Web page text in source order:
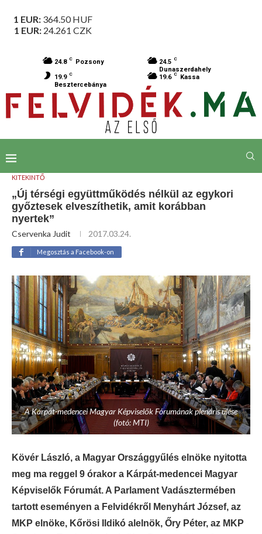
1 EUR: 364.50HUF
1 EUR: 24.261 CZK
24.8 C Pozsony 24.5 C
Dunaszerdahely
19.9 C
Besztercebánya
19.6 C Kassa
KITEKINTŐ
„Új térségi együttműködés nélkül az egykori
győztesek elveszíthetik, amit korábban
nyertek”
Cservenka Judit 2017.03.24.
Megosztás a Facebook-on
A Kárpát-medencei Magyar Képviselők Fórumának plenáris ülése
(fotó: MTI)
Kövér László, a Magyar Országgyűlés elnöke nyitotta
meg ma reggel 9 órakor a Kárpát-medencei Magyar
Képviselők Fórumát. A Parlament Vadásztermében
tartott eseményen a Felvidékről Menyhárt József, az
MKP elnöke, Kőrösi Ildikó alelnök, Őry Péter, az MKP